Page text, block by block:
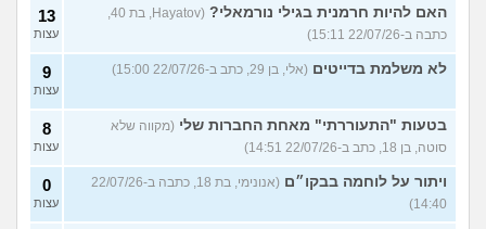
האם להיות חרמנית בגילי נורמאלי?
(Hayatov, בת 40,
כתבה ב-22/07/26 15:11)
13
עצות
לא משלמת בדייטים (אלי, בן 29, כתב ב-22/07/26 15:00) 9
עצות
בטעות "התעוררתי" מאחת החברות שלי (מקווה שלא
סוטה, בן 18, כתב ב-22/07/26 14:51)
8
עצות
ויתור על לוחמה בבקו״ם
(אנונימי, בת 18, כתבה ב-22/07/26
14:40)
0
עצות